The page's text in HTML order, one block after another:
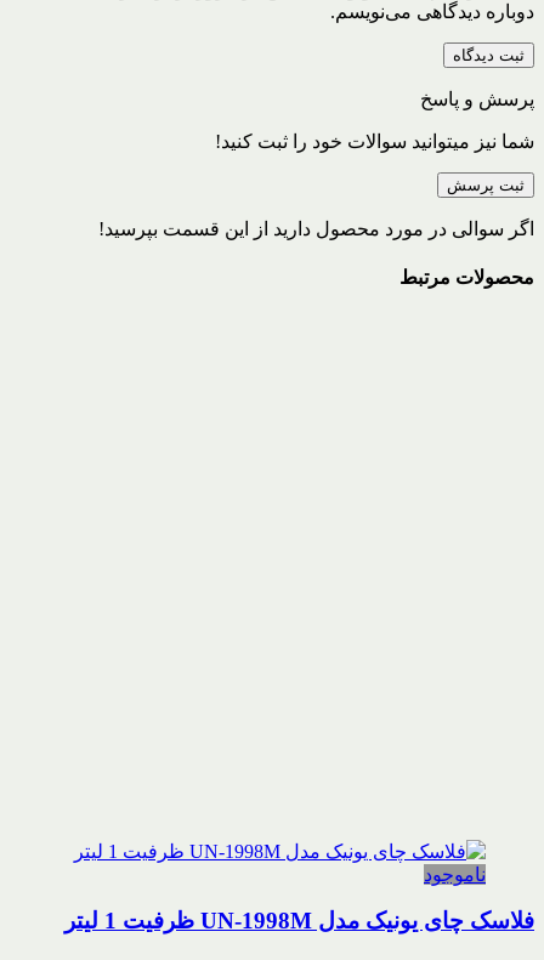
دوباره دیدگاهی می‌نویسم.
پرسش و پاسخ
شما نیز میتوانید سوالات خود را ثبت کنید!
ثبت پرسش
اگر سوالی در مورد محصول دارید از این قسمت بپرسید!
محصولات مرتبط
ناموجود
فلاسک چای یونیک مدل UN-1998M ظرفیت 1 لیتر